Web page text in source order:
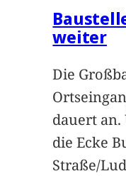
weiter
Die
dauert
die Ecke
Straße/